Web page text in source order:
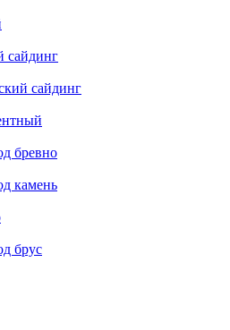
сайдинг
сайдинг
бревно
камень
брус